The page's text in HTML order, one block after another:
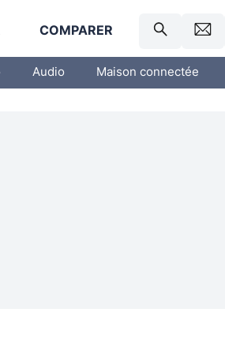
COMPARER
Audio Maison connectée